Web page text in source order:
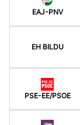
EAJ-PNV
EH BILDU
PSE-EE/PSOE